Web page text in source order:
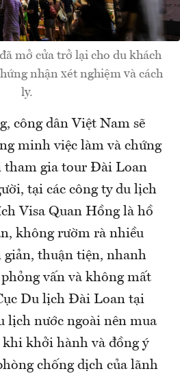
mở cửa trở lại cho du khách
nhận xét nghiệm và cách
ly.
công dân Việt Nam sẽ
minh việc làm và chứng
gia tour Đài Loan
tại các công ty du lịch
Visa Quan Hồng là hồ
không rườm rà nhiều
giản, thuận tiện, nhanh
vấn và không mất
Du lịch Đài Loan tại
lịch nước ngoài nên mua
khởi hành và đồng ý
chống dịch của lãnh